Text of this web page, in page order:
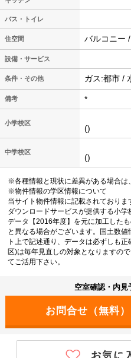
バス・トイレ
住空間 バルコニー
設備・サービス
条件・その他 ガス:都市 /
備考 *
小学校区
()
中学校区
()
※各種情報と現状に差異がある場合は
※物件情報の学区情報について
当サイト物件情報に記載されており
ダウンロードサービスが提供する小
データ【2016年度】を元に加工した
と異なる場合がございます。国土数
ト上で記述通り、データは必ずしも
区)は毎年見直しの対象となりますの
てご活用下さい。
空室確認・内見